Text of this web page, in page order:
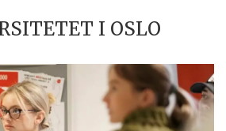
I OSLO